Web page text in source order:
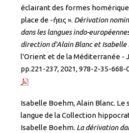
éclairant des formes homériques
place de -ήεις ». Dérivation
dans les langues indo-
direction d'Alain Blanc et Isabelle
l'Orient et de la Méditerranée -
pp.221-237, 2021, 978-2-35-668-
Isabelle Boehm, Alain Blanc. Le
langue de la Collection
Isabelle Boehm. La dérivation